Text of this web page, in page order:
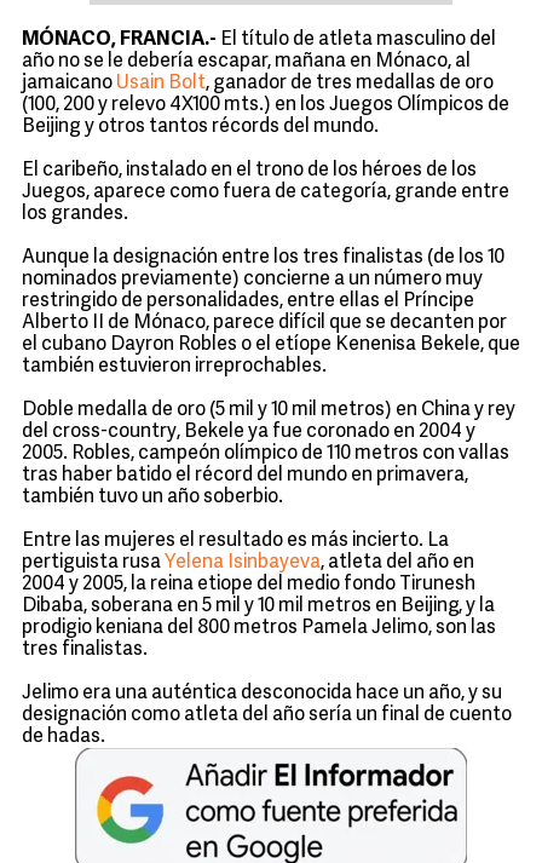
MÓNACO, FRANCIA.- El título de atleta masculino del
año no se le debería escapar, mañana en Mónaco, al
jamaicano Usain Bolt, ganador de tres medallas de oro
(100, 200 y relevo 4X100 mts.) en los Juegos Olímpicos de
Beijing y otros tantos récords del mundo.
El caribeño, instalado en el trono de los héroes de los
Juegos, aparece como fuera de categoría, grande entre
los grandes.
Aunque la designación entre los tres finalistas (de los 10
nominados previamente) concierne a un número muy
restringido de personalidades, entre ellas el Príncipe
Alberto II de Mónaco, parece difícil que se decanten por
el cubano Dayron Robles o el etíope Kenenisa Bekele, que
también estuvieron irreprochables.
Doble medalla de oro (5 mil y 10 mil metros) en China y rey
del cross-country, Bekele ya fue coronado en 2004 y
2005. Robles, campeón olímpico de 110 metros con vallas
tras haber batido el récord del mundo en primavera,
también tuvo un año soberbio.
Entre las mujeres el resultado es más incierto. La
pertiguista rusa Yelena Isinbayeva, atleta del año en
2004 y 2005, la reina etiope del medio fondo Tirunesh
Dibaba, soberana en 5 mil y 10 mil metros en Beijing, y la
prodigio keniana del 800 metros Pamela Jelimo, son las
tres finalistas.
Jelimo era una auténtica desconocida hace un año, y su
designación como atleta del año sería un final de cuento
de hadas.